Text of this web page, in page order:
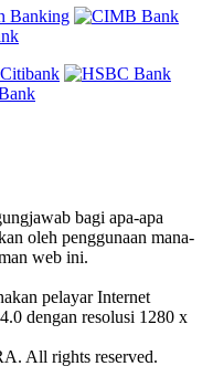
bagi apa-apa
oleh penggunaan mana-
web ini.
pelayar Internet
dengan resolusi 1280 x
All rights reserved.